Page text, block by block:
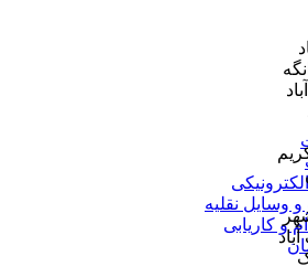
وسایل نقلیه
و کاریابی